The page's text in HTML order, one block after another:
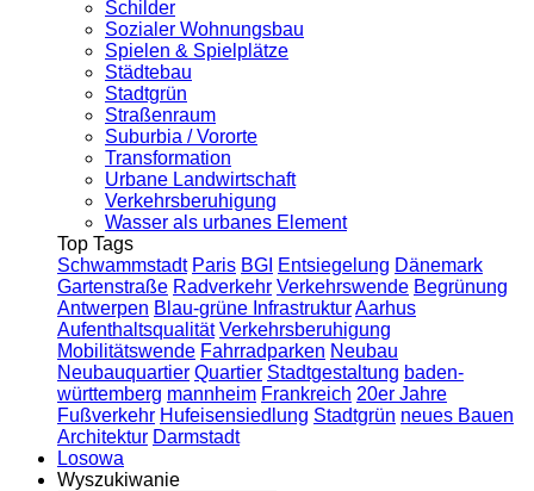
Schilder
Sozialer Wohnungsbau
Spielen & Spielplätze
Städtebau
Stadtgrün
Straßenraum
Suburbia / Vororte
Transformation
Urbane Landwirtschaft
Verkehrsberuhigung
Wasser als urbanes Element
Top Tags
Schwammstadt Paris BGI Entsiegelung Dänemark
Gartenstraße Radverkehr Verkehrswende Begrünung
Antwerpen Blau-grüne InfrastrukturAarhus
Aufenthaltsqualität Verkehrsberuhigung
Mobilitätswende Fahrradparken Neubau
Neubauquartier Quartier Stadtgestaltung baden-
württemberg mannheim Frankreich 20er Jahre
Fußverkehr Hufeisensiedlung Stadtgrün neues Bauen
Architektur Darmstadt
Losowa
Wyszukiwanie